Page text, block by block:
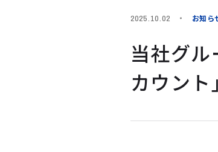
2025.10.02 お知ら
当社グ
カウン